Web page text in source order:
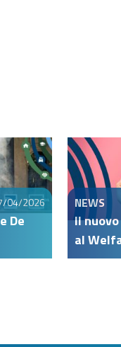
04/2026
De
NEWS
Il
al